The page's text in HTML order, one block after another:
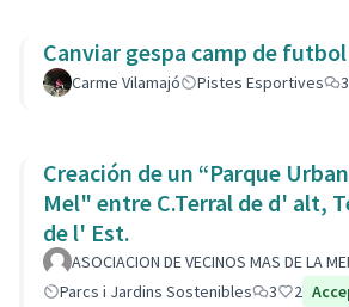
Canviar gespa camp de
Carme Vilamajó Pistes Esportives 3
Creación de un “Parque
Mel" entre C.Terral de d' alt,
de l' Est.
ASOCIACION DE VECINOS MAS DE LA
Parcs i Jardins Sostenibles
3 2